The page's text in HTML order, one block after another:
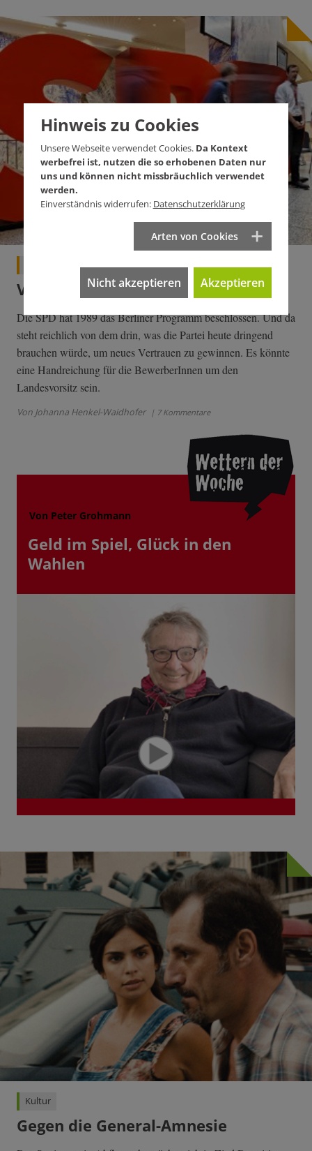
Vom Übergang zum Untergang
Die SPD hat 1989 das Berliner Programm beschlossen. Und da
steht reichlich von dem drin, was die Partei heute dringend
brauchen würde, um neues Vertrauen zu gewinnen. Es könnte
eine Handreichung für die BewerberInnen um den
Landesvorsitz sein.
Von Johanna Henkel-Waidhofer | 7 Kommentare
Von Peter Grohmann
Geld im Spiel, Glück in den
Wahlen
Kultur
Gegen die General-Amnesie
Hinweis zu Cookies
Unsere Webseite verwendet Cookies. Da Kontext
werbefrei ist, nutzen die so erhobenen Daten nur
uns und können nicht missbräuchlich verwendet
werden.
Einverständnis widerrufen: Datenschutzerklärung
Arten von Cookies
Nicht akzeptieren Akzeptieren